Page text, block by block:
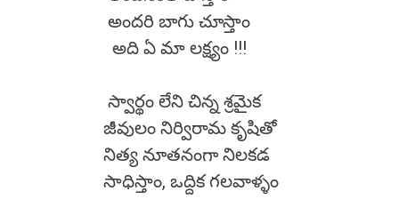
అందరి బాగు చూస్తాం
అది ఏ మా లక్ష్యం !!!
స్వార్థం లేని చిన్న శ్రమైక
జీవులం నిర్విరామ కృషితో
నిత్య నూతనంగా నిలకడ
సాధిస్తాం, ఒద్దిక గలవాళ్ళం